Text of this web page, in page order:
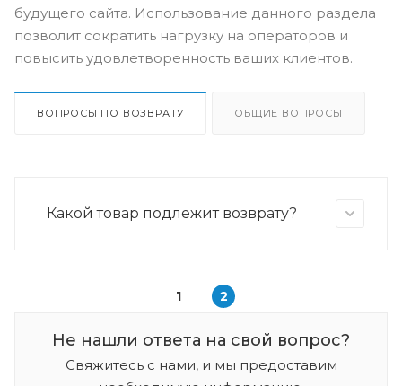
будущего сайта. Использование данного раздела
позволит сократить нагрузку на операторов и
повысить удовлетворенность ваших клиентов.
ВОПРОСЫ ПО ВОЗВРАТУ ОБЩИЕ ВОПРОСЫ
Какой товар подлежит возврату?
1 2
Не нашли ответа на свой вопрос?
Свяжитесь с нами, и мы предоставим